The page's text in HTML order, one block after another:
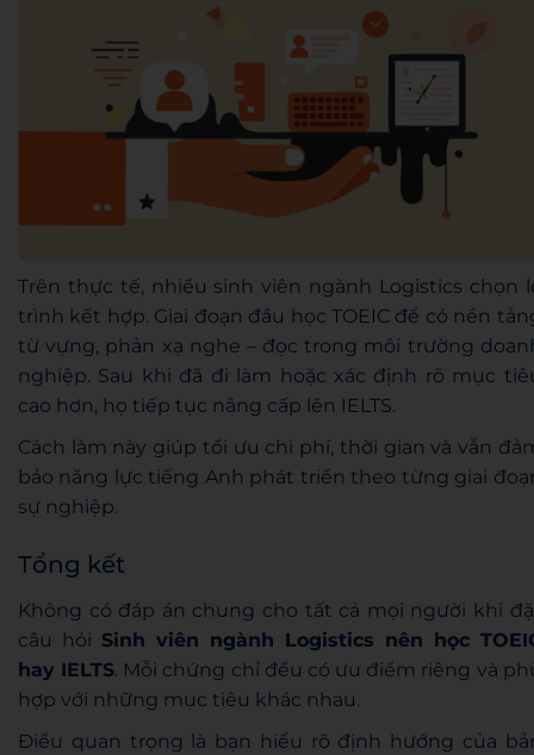
Trên thực tế, nhiều sinh viên ngành Logistics chọn
trình kết hợp. Giai đoạn đầu học TOEIC để có nền
từ vựng, phản xạ nghe – đọc trong môi trường
nghiệp. Sau khi đã đi làm hoặc xác định rõ mục
cao hơn, họ tiếp tục nâng cấp lên IELTS.
Cách làm này giúp tối ưu chi phí, thời gian và vẫn
bảo năng lực tiếng Anh phát triển theo từng giai
sự nghiệp.
Tổng kết
Không có đáp án chung cho tất cả mọi người khi
câu hỏi Sinh viên ngành Logistics nên học
hay IELTS. Mỗi chứng chỉ đều có ưu điểm riêng và
hợp với những mục tiêu khác nhau.
Điều quan trọng là bạn hiểu rõ định hướng của